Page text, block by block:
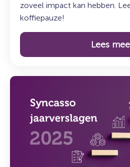
zoveel impact kan hebben.
koffiepauze!
Lees
Lees
Syncasso
jaarverslagen